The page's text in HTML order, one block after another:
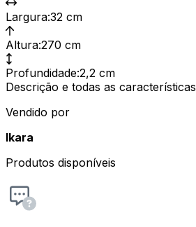
Largura:32 cm
Altura:270 cm
Profundidade:2,2 cm
Descrição e todas as características
Vendido por
Ikara
Produtos disponíveis